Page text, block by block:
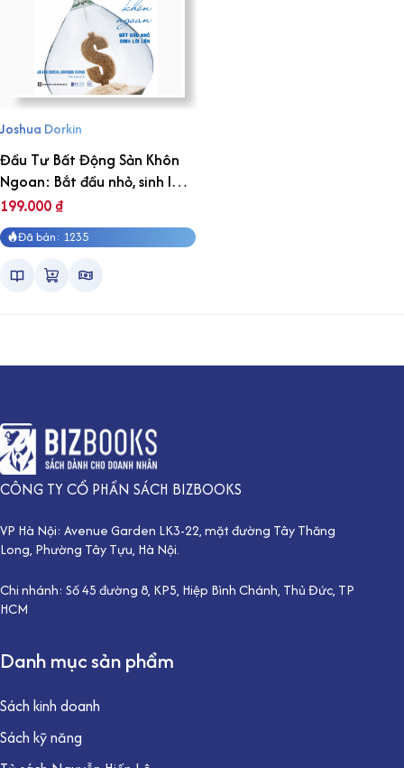
Joshua Dorkin
Đầu Tư Bất Động Sản Khôn
Ngoan: Bắt đầu nhỏ, sinh lời
lớn
199.000₫
Đã bán: 1235
CÔNG TY CỔ PHẦN SÁCH BIZBOOKS
VP Hà Nội: Avenue Garden LK3-22, mặt đường Tây Thăng
Long, Phường Tây Tựu, Hà Nội.
Chi nhánh: Số 45 đường 8, KP5, Hiệp Bình Chánh, Thủ Đức, TP
HCM
Danh mục sản phẩm
Sách kinh doanh
Sách kỹ năng